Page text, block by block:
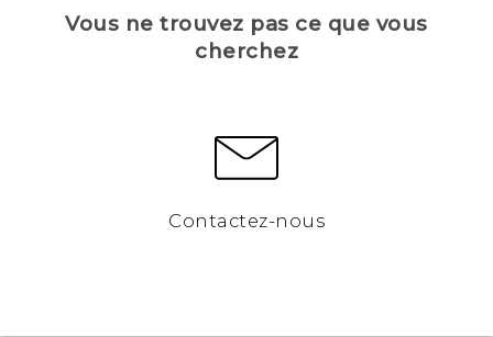
Vous ne trouvez pas ce que vous
cherchez
Contactez-nous